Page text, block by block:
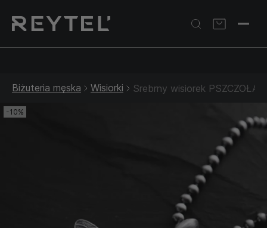
Złota biżuteria: –30% | Do 31.08
Biżuteria męska Wisiorki Srebrny wisiorek PSZCZOŁA
-10%